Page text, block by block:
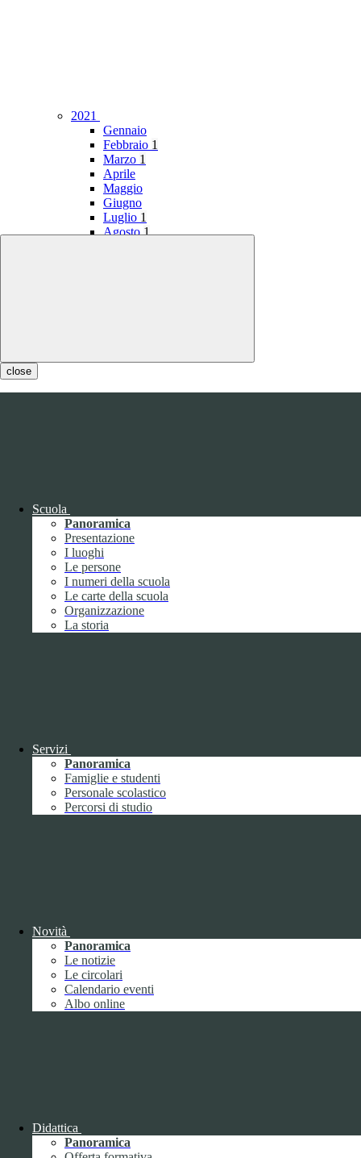
close
Scuola
Panoramica
Presentazione
I luoghi
Le persone
I numeri della scuola
Le carte della scuola
Organizzazione
La storia
Servizi
Panoramica
Famiglie e studenti
Personale scolastico
Percorsi di studio
Novità
Panoramica
Le notizie
Le circolari
Calendario eventi
Albo online
Didattica
Panoramica
2021
Gennaio
Febbraio 1
Marzo 1
Aprile
Maggio
Giugno
Luglio 1
Agosto1
Luglio
Agosto
Settembre
Ottobre
Novembre
Dicembre1
Marzo
Aprile
Maggio1
Giugno1
Luglio
2018
Settembre